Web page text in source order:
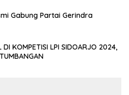
Gabung Partai Gerindra
DI KOMPETISI LPI SIDOARJO 2024,